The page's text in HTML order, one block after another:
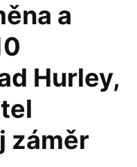
a
Hurley,
záměr